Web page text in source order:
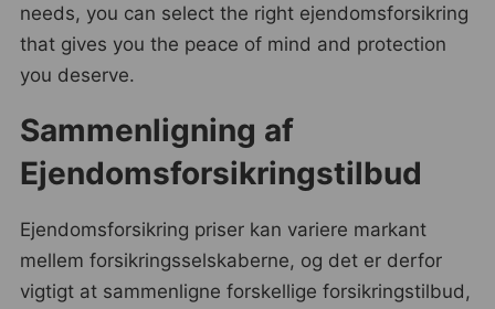
needs, you can select the right ejendomsforsikring
that gives you the peace of mind and protection
you deserve.
Sammenligning af
Ejendomsforsikringstilbud
Ejendomsforsikring priser kan variere markant
mellem forsikringsselskaberne, og det er derfor
vigtigt at sammenligne forskellige forsikringstilbud,